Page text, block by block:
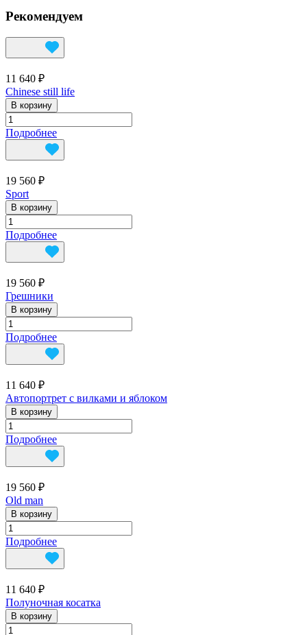
Рекомендуем
11 640 ₽
Сhinese still life
В корзину
Подробнее
19 560 ₽
Sport
В корзину
Подробнее
19 560 ₽
Грешники
В корзину
Подробнее
11 640 ₽
Автопортрет с вилками и яблоком
В корзину
Подробнее
19 560 ₽
Old man
В корзину
Подробнее
11 640 ₽
Полуночная косатка
В корзину